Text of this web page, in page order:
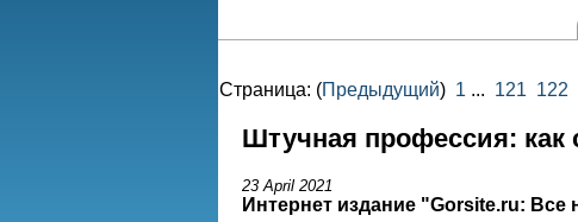
Страница: (Предыдущий) 1... 121 122
Штучная профессия: как
23 April 2021
Интернет издание "Gorsite.ru: